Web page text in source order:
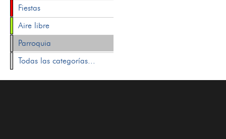
Fiestas
Aire libre
Parroquia
Todas las categorías...